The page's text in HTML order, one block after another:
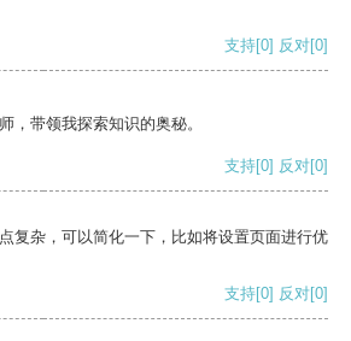
支持[0] 反对[0]
，带领我探索知识的奥秘。
支持[0] 反对[0]
复杂，可以简化一下，比如将设置页面进行优
支持[0] 反对[0]